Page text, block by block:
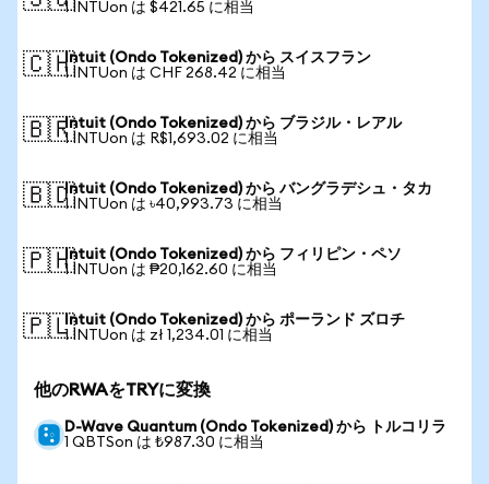
1 INTUon は $421.65 に相当
🇨🇭Intuit (Ondo Tokenized) から スイスフラン
1 INTUon は CHF 268.42 に相当
🇧🇷Intuit (Ondo Tokenized) から ブラジル・レアル
1 INTUon は R$1,693.02 に相当
🇧🇩Intuit (Ondo Tokenized) から バングラデシュ・タカ
1 INTUon は ৳40,993.73 に相当
🇵🇭Intuit (Ondo Tokenized) から フィリピン・ペソ
1 INTUon は ₱20,162.60 に相当
🇵🇱Intuit (Ondo Tokenized) から ポーランド ズロチ
1 INTUon は zł 1,234.01 に相当
他のRWAをTRYに変換
D-Wave Quantum (Ondo Tokenized) から トルコリラ
1 QBTSon は ₺987.30 に相当